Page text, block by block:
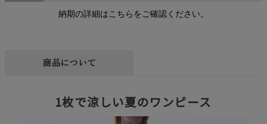
納期の詳細はこちらをご確認ください。
商品について
1枚で涼しい夏のワンピース